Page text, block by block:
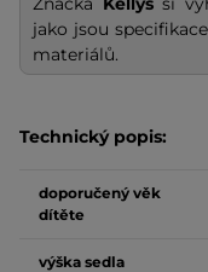
jako jsou
materiálů.
Technický popis:
doporučený věk
dítěte
výška sedla